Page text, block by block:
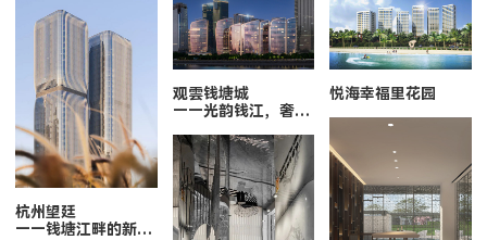
杭州望廷
——钱塘江畔的新地
观雲钱塘城
——光韵钱江，奢宅
悦海幸福里花园